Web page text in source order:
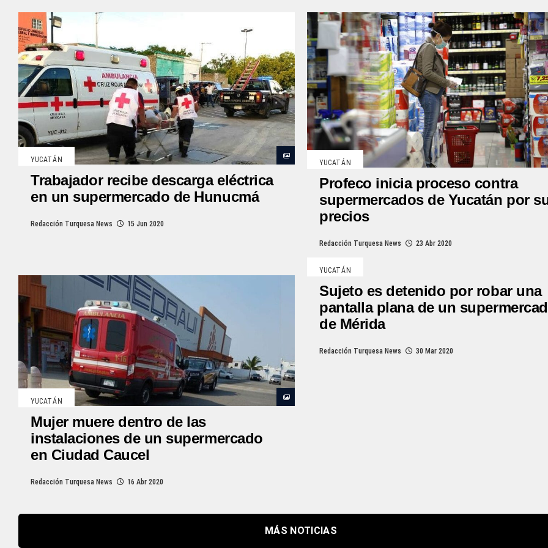
YUCATÁN
Trabajador recibe descarga eléctrica
en un supermercado de Hunucmá
Redacción Turquesa News 15 Jun 2020
YUCATÁN
Profeco inicia proceso contra
supermercados de Yucatán por
precios
Redacción Turquesa News 23 Abr 2020
YUCATÁN
Mujer muere dentro de las
instalaciones de un supermercado
en Ciudad Caucel
Redacción Turquesa News 16 Abr 2020
YUCATÁN
Sujeto es detenido por robar una
pantalla plana de un
de Mérida
Redacción Turquesa News 30 Mar 2020
MÁS NOTICIAS